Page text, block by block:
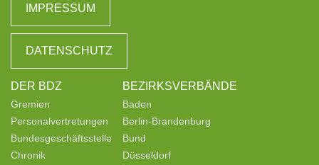
IMPRESSUM
DATENSCHUTZ
DER BDZ
Gremien
Personalvertretungen
Bundesgeschäftsstelle
Chronik
BEZIRKSVERBÄNDE
Baden
Berlin-Brandenburg
Bund
Düsseldorf